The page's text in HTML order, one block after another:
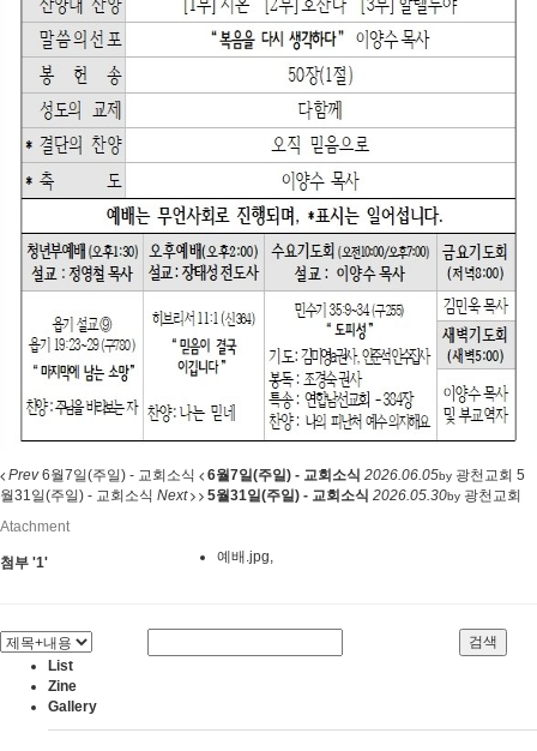
Prev6월7일(주일) - 교회소식 6월7일(주일) - 교회소식 2026.06.05by 광천교회 5
월31일(주일) - 교회소식 Next 5월31일(주일) - 교회소식 2026.05.30by 광천교회
Atachment
첨부 '1' 예배.jpg
검색
List
Zine
Gallery